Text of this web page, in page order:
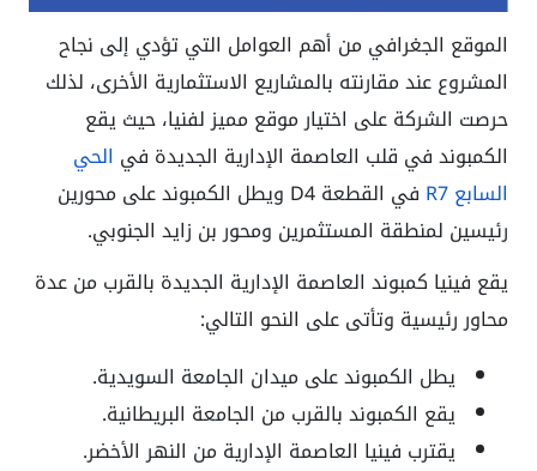
الموقع الجغرافي من أهم العوامل التي تؤدي إلى نجاح
المشروع عند مقارنته بالمشاريع الاستثمارية الأخرى، لذلك
حرصت الشركة على اختيار موقع مميز لفنيا، حيث يقع
الكمبوند في قلب العاصمة الإدارية الجديدة في الحي
السابع R7
في القطعة D4 ويطل الكمبوند على محورين
رئيسين لمنطقة المستثمرين ومحور بن زايد الجنوبي.
يقع فينيا كمبوند العاصمة الإدارية الجديدة بالقرب من عدة
محاور رئيسية وتأتى على النحو التالي:
يطل الكمبوند على ميدان الجامعة السويدية.
يقع الكمبوند بالقرب من الجامعة البريطانية.
يقترب فينيا العاصمة الإدارية من النهر الأخضر.